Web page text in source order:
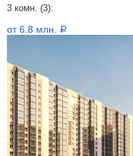
3 комн. (3):
от 6.8 млн. a